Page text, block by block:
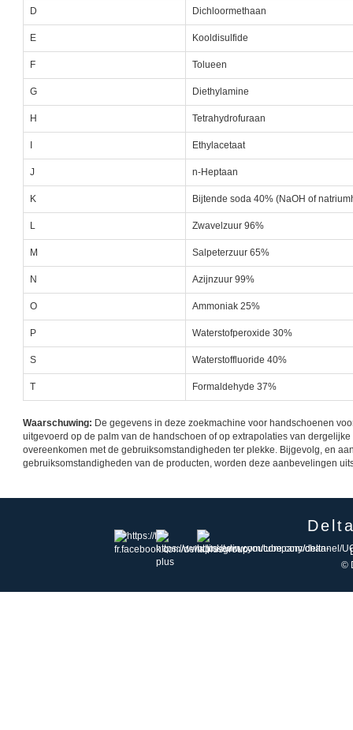
D Dichloormethaan
E Kooldisulfide
F Tolueen
G Diethylamine
H Tetrahydrofuraan
Ethylacetaat
J n-Heptaan
K Bijtende soda 40% (NaOH of
L Zwavelzuur 96%
M Salpeterzuur 65%
N Azijnzuur 99%
O Ammoniak 25%
P Waterstofperoxide 30%
S Waterstoffluoride 40%
T Formaldehyde 37%
Waarschuwing: De gegevens in deze zoekmachine voor handschoenen
uitgevoerd op de palm van de handschoen of op extrapolaties van
overeenkomen met de gebruiksomstandigheden ter plekke. Bijgevolg, en
gebruiksomstandigheden van de producten, worden deze aanbevelingen
©